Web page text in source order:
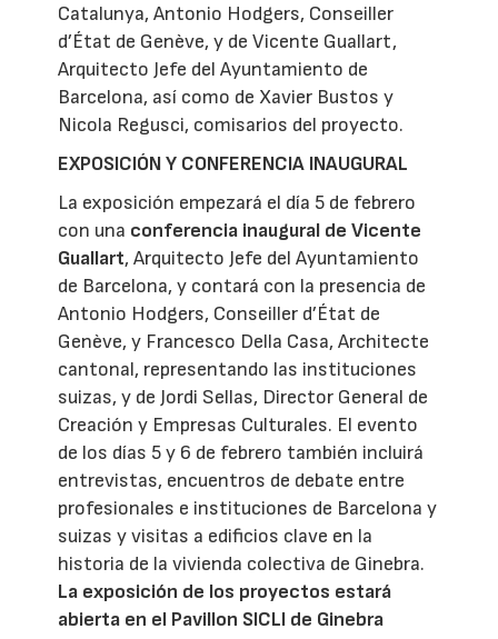
Catalunya, Antonio Hodgers, Conseiller
d’État de Genève, y de Vicente Guallart,
Arquitecto Jefe del Ayuntamiento de
Barcelona, así como de Xavier Bustos y
Nicola Regusci, comisarios del proyecto.
EXPOSICIÓN Y CONFERENCIA INAUGURAL
La exposición empezará el día 5 de febrero
con una conferencia inaugural de Vicente
Guallart, Arquitecto Jefe del Ayuntamiento
de Barcelona, y contará con la presencia de
Antonio Hodgers, Conseiller d’État de
Genève, y Francesco Della Casa, Architecte
cantonal, representando las instituciones
suizas, y de Jordi Sellas, Director General de
Creación y Empresas Culturales. El evento
de los días 5 y 6 de febrero también incluirá
entrevistas, encuentros de debate entre
profesionales e instituciones de Barcelona y
suizas y visitas a edificios clave en la
historia de la vivienda colectiva de Ginebra.
La exposición de los proyectos estará
abierta en el Pavillon SICLI de Ginebra